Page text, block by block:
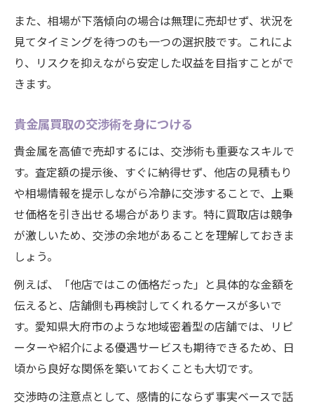
また、相場が下落傾向の場合は無理に売却せず、状況を
見てタイミングを待つのも一つの選択肢です。これによ
り、リスクを抑えながら安定した収益を目指すことがで
きます。
貴金属買取の交渉術を身につける
貴金属を高値で売却するには、交渉術も重要なスキルで
す。査定額の提示後、すぐに納得せず、他店の見積もり
や相場情報を提示しながら冷静に交渉することで、上乗
せ価格を引き出せる場合があります。特に買取店は競争
が激しいため、交渉の余地があることを理解しておきま
しょう。
例えば、「他店ではこの価格だった」と具体的な金額を
伝えると、店舗側も再検討してくれるケースが多いで
す。愛知県大府市のような地域密着型の店舗では、リピ
ーターや紹介による優遇サービスも期待できるため、日
頃から良好な関係を築いておくことも大切です。
交渉時の注意点として、感情的にならず事実ベースで話